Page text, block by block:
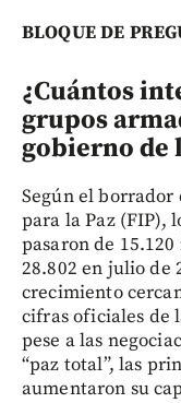
BLOQUE DE
¿Cuántos
grupos
gobierno de
Según el
para la Paz (FIP),
pasaron de
28.802 en julio de
crecimiento
cifras oficiales de
pese a las
“paz total”, las
aumentaron su